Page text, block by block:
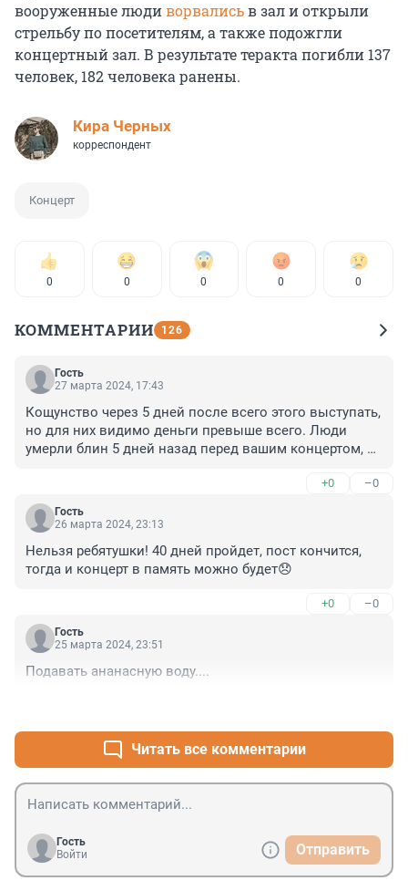
вооруженные людиворвалисьв зал и открыли
стрельбу по посетителям, а также подожгли
концертный зал. В результате теракта погибли 137
человек, 182 человека ранены.
Кира Черных
корреспондент
Концерт
0 0 0 0 0
КОММЕНТАРИИ 126
Гость
27 марта 2024, 17:43
Кощунство через 5 дней после всего этого выступать,
но для них видимо деньги превыше всего. Люди
умерли блин 5 дней назад перед вашим концертом, а
+0 –0
Гость
26 марта 2024, 23:13
Нельзя ребятушки! 40 дней пройдет, пост кончится,
тогда и концерт в память можно будет😞
+0 –0
Гость
25 марта 2024, 23:51
Подавать ананасную воду....
Читать все комментарии
Гость
Войти
Отправить